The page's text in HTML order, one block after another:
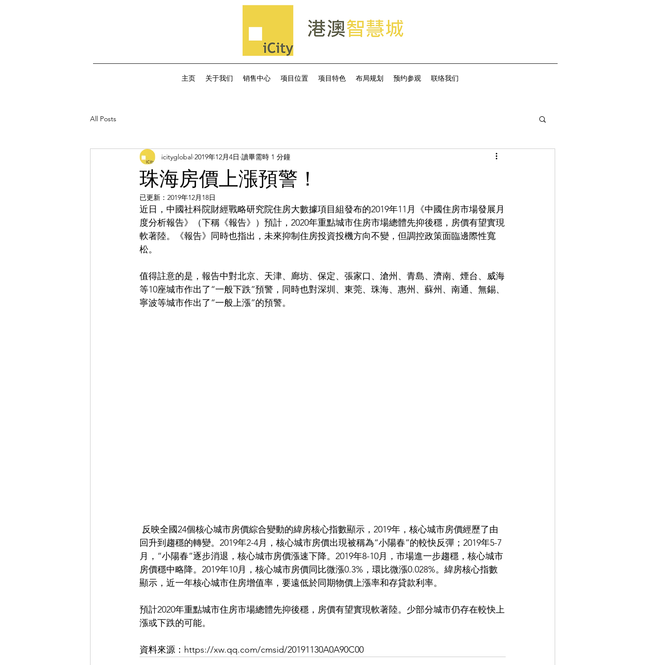
主页 关于我们 销售中心 项目位置 项目特色 布局规划 预约参观 联络我们
All Posts
珠海房價上漲預警！
icityglobal 2019年12月4日 讀畢需時 1 分鐘
已更新： 2019年12月18日
近日，中國社科院財經戰略研究院住房大數據項目組發布的2019年11月《中國住房市場發展月
度分析報告》（下稱《報告》）預計，2020年重點城市住房市場總體先抑後穩，房價有望實現
軟著陸。《報告》同時也指出，未來抑制住房投資投機方向不變，但調控政策面臨邊際性寬
松。
值得註意的是，報告中對北京、天津、廊坊、保定、張家口、滄州、青島、濟南、煙台、威海
等10座城市作出了“一般下跌”預警，同時也對深圳、東莞、珠海、惠州、蘇州、南通、無錫、
寧波等城市作出了“一般上漲”的預警。
回升到趨穩的轉變。2019年2-4月，核心城市房價出現被稱為“小陽春”的較快反彈；2019年5-7
月，“小陽春”逐步消退，核心城市房價漲速下降。2019年8-10月，市場進一步趨穩，核心城市
房價穩中略降。2019年10月，核心城市房價同比微漲0.3%，環比微漲0.028%。緯房核心指數
顯示，近一年核心城市住房增值率，要遠低於同期物價上漲率和存貸款利率。
預計2020年重點城市住房市場總體先抑後穩，房價有望實現軟著陸。少部分城市仍存在較快上
漲或下跌的可能。
資料來源：https://xw.qq.com/cmsid/20191130A0A90C00